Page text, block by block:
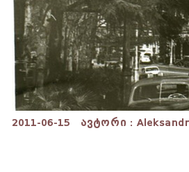
2011-06-15 ავტორი :